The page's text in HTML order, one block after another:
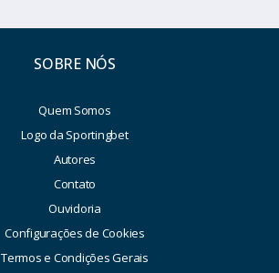
SOBRE NÓS
Quem Somos
Logo da Sportingbet
Autores
Contato
Ouvidoria
Configurações de Cookies
Termos e Condições Gerais